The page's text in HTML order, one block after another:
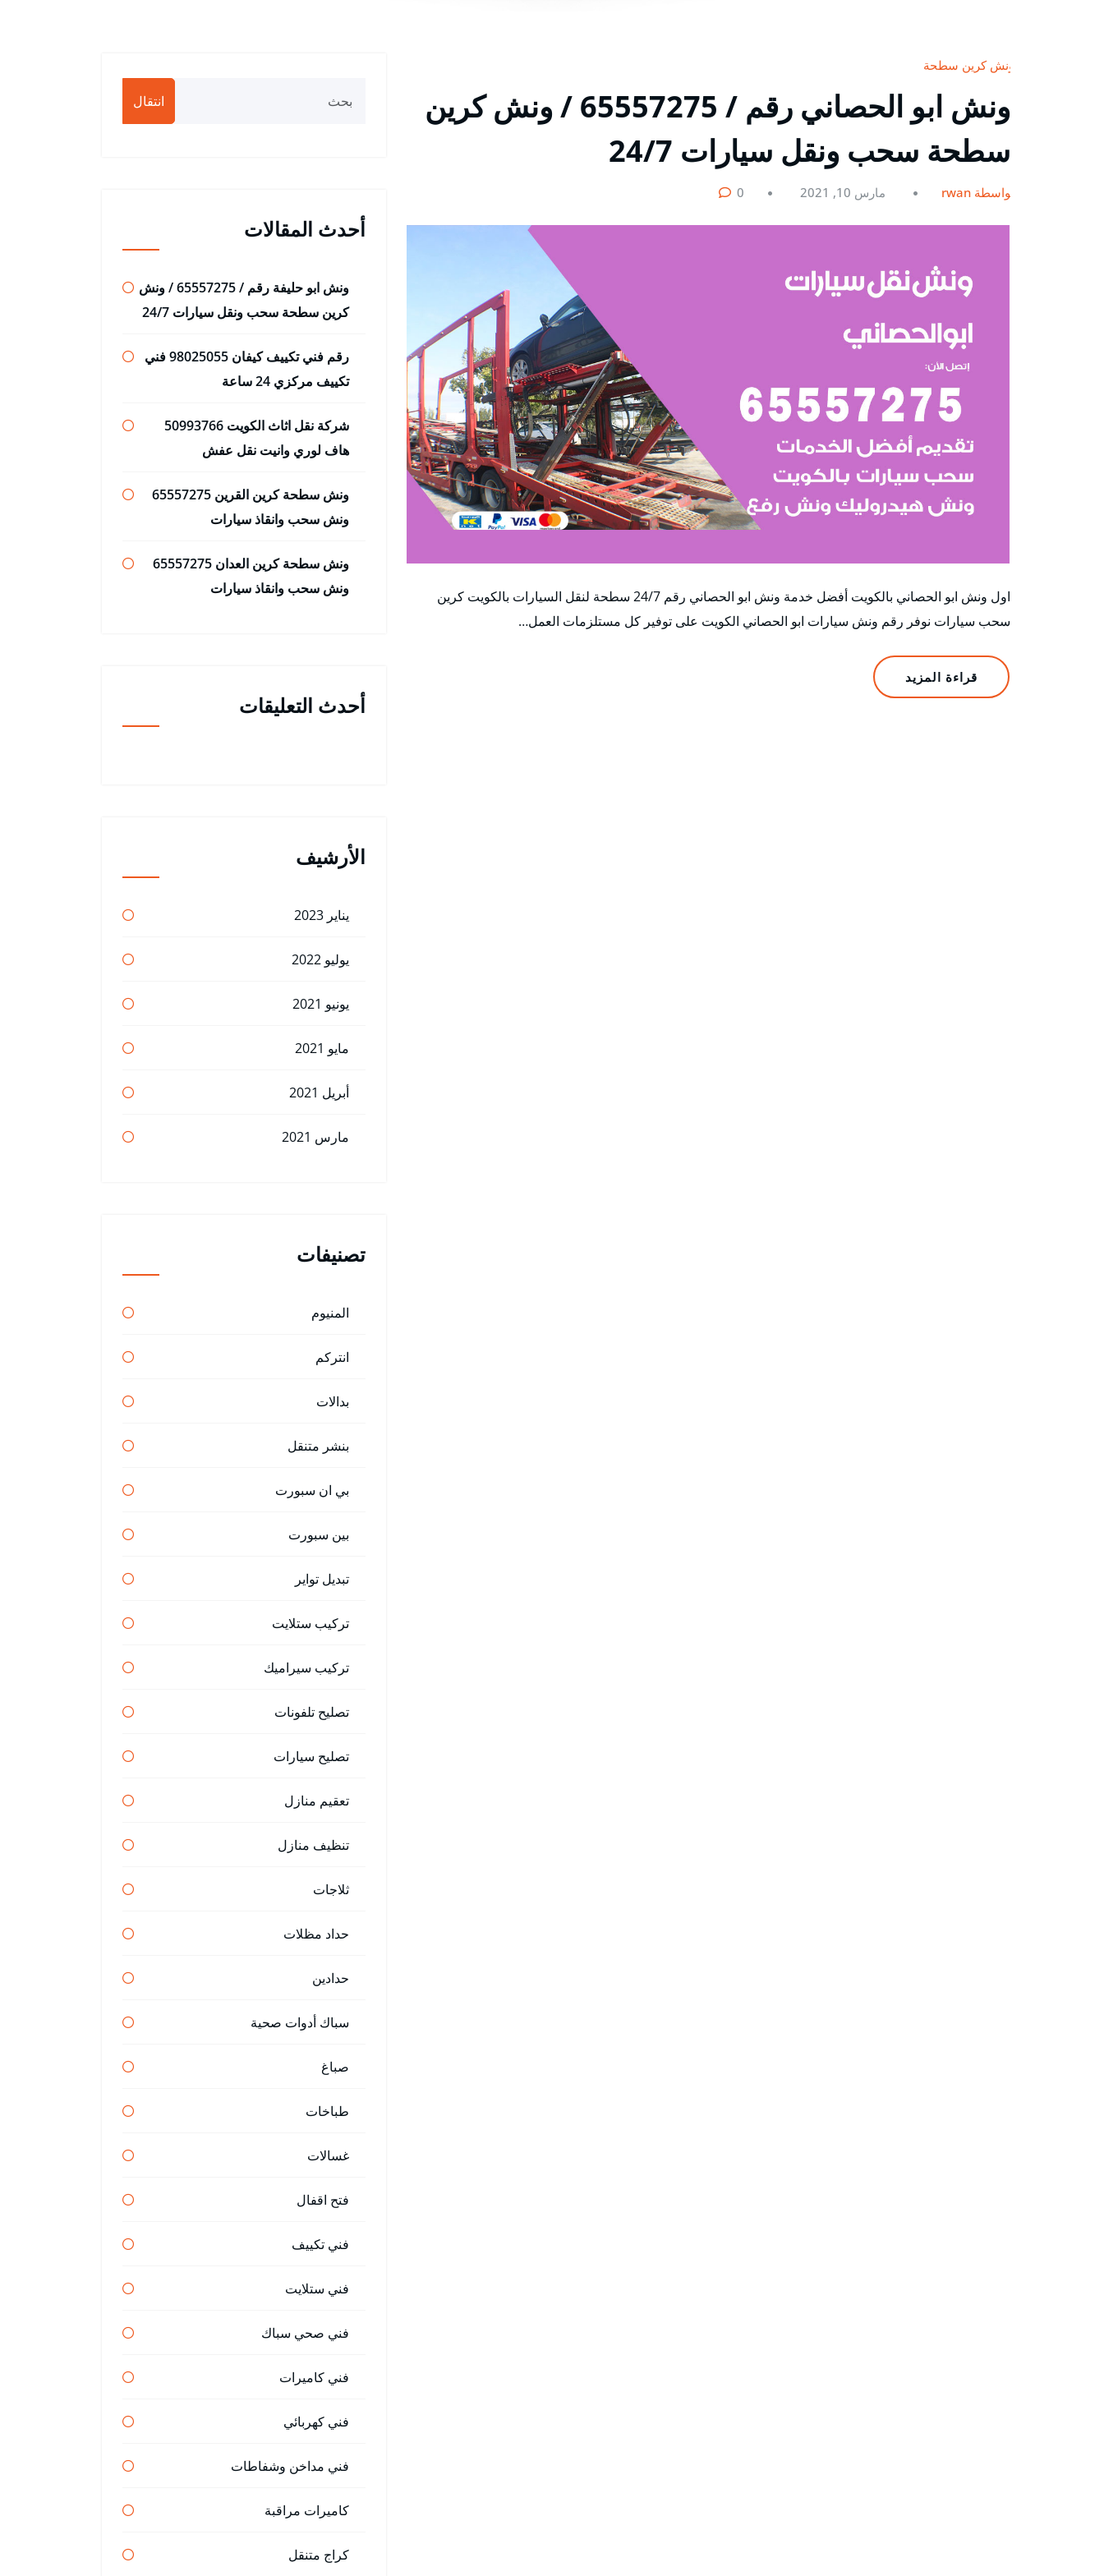
ونش كرين سطحة
ونش ابو الحصاني رقم / 65557275 / ونش كرين
سطحة سحب ونقل سيارات 24/7
بواسطة rwan مارس 10, 2021 0
اول ونش ابو الحصاني بالكويت أفضل خدمة ونش ابو الحصاني رقم 24/7 سطحة لنقل السيارات بالكويت كرين
سحب سيارات نوفر رقم ونش سيارات ابو الحصاني الكويت على توفير كل مستلزمات العمل…
قراءة المزيد
انتقال
أحدث المقالات
ونش ابو حليفة رقم / 65557275 / ونش
كرين سطحة سحب ونقل سيارات 24/7
رقم فني تكييف كيفان 98025055 فني
تكييف مركزي 24 ساعة
شركة نقل اثاث الكويت 50993766
هاف لوري وانيت نقل عفش
ونش سطحة كرين القرين 65557275
ونش سحب وانقاذ سيارات
ونش سطحة كرين العدان 65557275
ونش سحب وانقاذ سيارات
أحدث التعليقات
الأرشيف
يناير 2023
يوليو 2022
يونيو 2021
مايو 2021
أبريل 2021
مارس 2021
تصنيفات
المنيوم
انتركم
بدالات
بنشر متنقل
بي ان سبورت
بين سبورت
تبديل تواير
تركيب ستلايت
تركيب سيراميك
تصليح تلفونات
تصليح سيارات
تعقيم منازل
تنظيف منازل
ثلاجات
حداد مظلات
حدادين
سباك أدوات صحية
صباغ
طباخات
غسالات
فتح اقفال
فني تكييف
فني ستلايت
فني صحي سباك
فني كاميرات
فني كهربائي
فني مداخن وشفاطات
كاميرات مراقبة
كراج متنقل